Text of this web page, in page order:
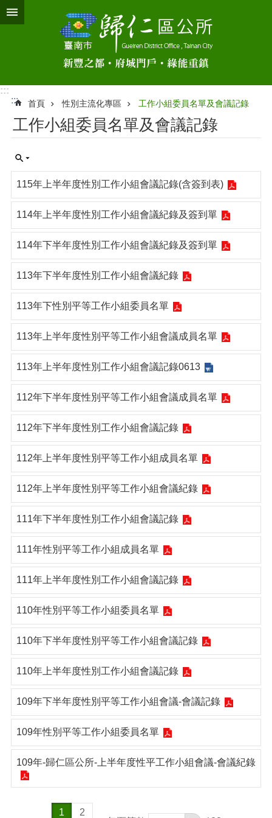
跳到主要內容區塊
:::
:::
首頁 性別主流化專區 工作小組委員名單及會議記錄
工作小組委員名單及會議記錄
115年上半年度性別工作小組會議記錄(含簽到表)
114年上半年度性別工作小組會議紀錄及簽到單
114年下半年度性別工作小組會議紀錄及簽到單
113年下半年度性別工作小組會議紀錄
113年下性別平等工作小組委員名單
113年上半年度性別平等工作小組會議成員名單
113年上半年度性別工作小組會議記錄0613
112年下半年度性別平等工作小組會議成員名單
112年下半年度性別工作小組會議記錄
112年上半年度性別平等工作小組成員名單
112年上半年度性別平等工作小組會議紀錄
111年下半年度性別工作小組會議記錄
111年性別平等工作小組成員名單
111年上半年度性別工作小組會議記錄
110年性別平等工作小組委員名單
110年下半年度性別平等工作小組會議記錄
110年上半年度性別工作小組會議記錄
109年下半年度性別平等工作小組會議-會議記錄
109年性別平等工作小組委員名單
109年-歸仁區公所-上半年度性平工作小組會議-會議紀錄
1
2